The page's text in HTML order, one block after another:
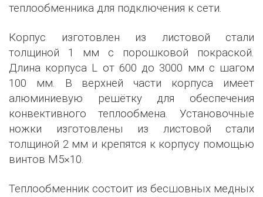
теплообменника для подключения к сети.
Корпус изготовлен из листовой стали
толщиной 1 мм с порошковой покраской.
Длина корпуса L от 600 до 3000 мм с шагом
100 мм. В верхней части корпуса имеет
алюминиевую решётку для обеспечения
конвективного теплообмена. Установочные
ножки изготовлены из листовой стали
толщиной 2 мм и крепятся к корпусу помощью
винтов М5×10.
Теплообменник состоит из бесшовных медных